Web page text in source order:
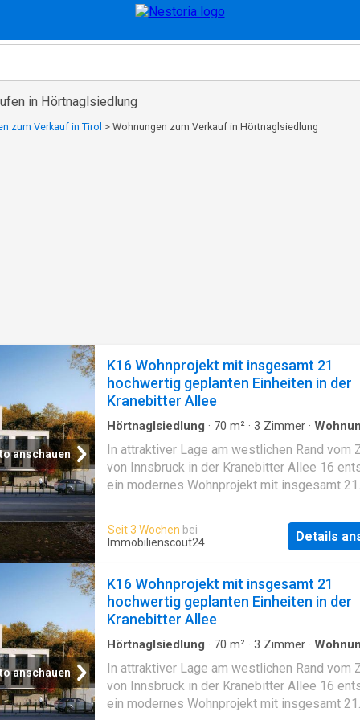
in Hörtnaglsiedlung
zum Verkauf in Tirol > Wohnungen zum Verkauf in Hörtnaglsiedlung
anschauen
K16 Wohnprojekt mit insgesamt 21
hochwertig geplanten Einheiten in der
Kranebitter Allee
Hörtnaglsiedlung · 70 m² · 3 Zimmer ·
In attraktiver Lage am westlichen Rand vom
von Innsbruck in der Kranebitter Allee 16
ein modernes Wohnprojekt mit insgesamt 21
verbindet urbanes Lebensgefühl mit
Wohnqualität – und bietet Raum für
Lebensentwürfe: vom kompakten Single-
großzügigen
NAH – GUT ANGEBUNDENEin
sowie zahlreiche Geschäfte für den täglichen
befinden sich nur wenige Minuten entfernt.
öffentliche Verkehrsmittel, Schulen und
unterschiedliche Freizeitangebote sind
erreichbar und sorgen für kurze Wege im
Gleichzeitig profitieren Sie von der
Seit 3 Wochen bei
Immobilienscout24
Details
anschauen
K16 Wohnprojekt mit insgesamt 21
hochwertig geplanten Einheiten in der
Kranebitter Allee
Hörtnaglsiedlung · 70 m² · 3 Zimmer ·
In attraktiver Lage am westlichen Rand vom
von Innsbruck in der Kranebitter Allee 16
ein modernes Wohnprojekt mit insgesamt 21